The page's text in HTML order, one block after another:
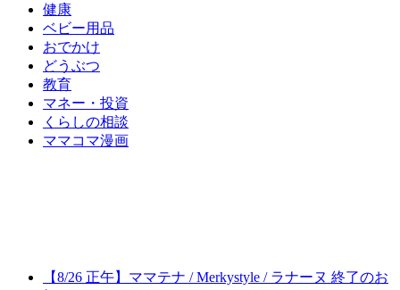
健康
ベビー用品
おでかけ
どうぶつ
教育
マネー・投資
くらしの相談
ママコマ漫画
【8/26 正午】ママテナ / Merkystyle / ラナーヌ 終了のお